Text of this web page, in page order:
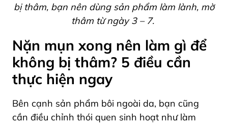
bị thâm, bạn nên dùng sản phẩm làm lành, mờ
thâm từ ngày 3 – 7.
Nặn mụn xong nên làm gì để
không bị thâm? 5 điều cần
thực hiện ngay
Bên cạnh sản phẩm bôi ngoài da, bạn cũng
cần điều chỉnh thói quen sinh hoạt như làm